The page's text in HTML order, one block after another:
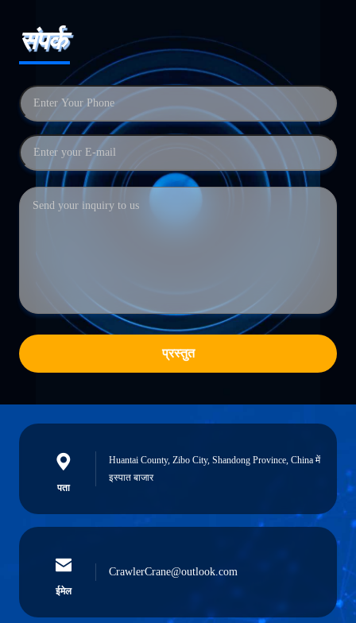
संपर्क
प्रस्तुत
पता
Huantai County, Zibo City, Shandong Province, China में
इस्पात बाजार
ईमेल
CrawlerCrane@outlook.com